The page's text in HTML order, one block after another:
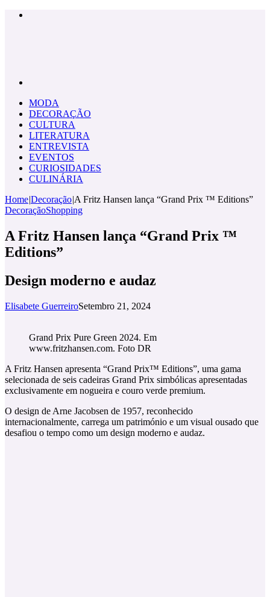
MODA
DECORAÇÃO
CULTURA
LITERATURA
ENTREVISTA
EVENTOS
CURIOSIDADES
CULINÁRIA
Home|Decoração|A Fritz Hansen lança “Grand Prix ™ Editions”
DecoraçãoShopping
A Fritz Hansen lança “Grand Prix ™
Editions”
Design moderno e audaz
Elisabete GuerreiroSetembro 21, 2024
Grand Prix Pure Green 2024. Em
www.fritzhansen.com. Foto DR
A Fritz Hansen apresenta “Grand Prix™ Editions”, uma gama
selecionada de seis cadeiras Grand Prix simbólicas apresentadas
exclusivamente em nogueira e couro verde premium.
O design de Arne Jacobsen de 1957, reconhecido
internacionalmente, carrega um património e um visual ousado que
desafiou o tempo como um design moderno e audaz.